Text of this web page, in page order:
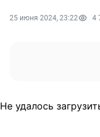
25 июня 2024, 23:22 4
Не удалось